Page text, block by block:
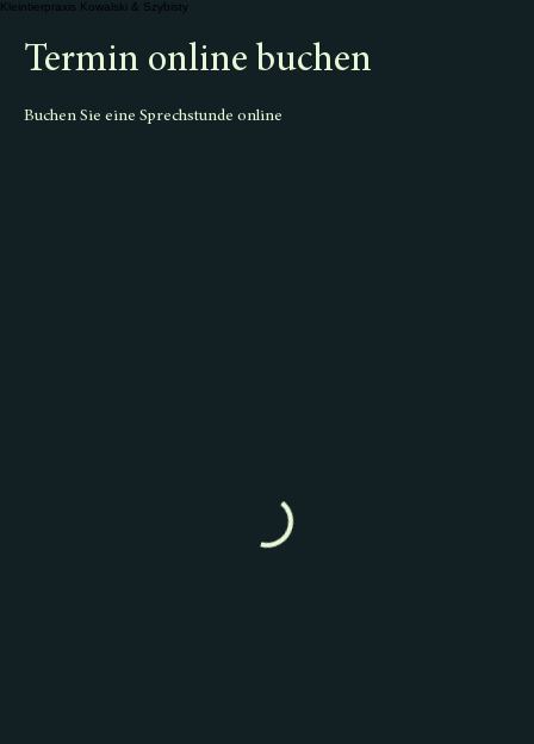
Kleintierpraxis Kowalski & Szybisty
Termin online buchen
Buchen Sie eine Sprechstunde online